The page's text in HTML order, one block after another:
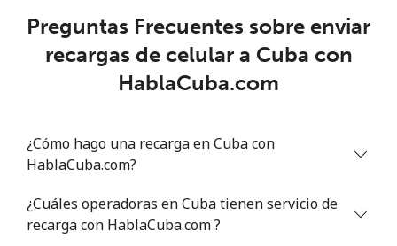
Preguntas Frecuentes sobre enviar
recargas de celular a Cuba con
HablaCuba.com
¿Cómo hago una recarga en Cuba con
HablaCuba.com?
¿Cuáles operadoras en Cuba tienen servicio de
recarga con HablaCuba.com ?